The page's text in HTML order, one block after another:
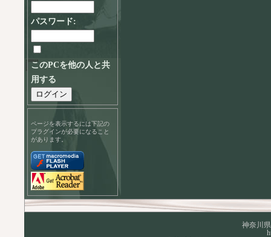
パスワード:
このPCを他の人と共
用する
ページを表示するには下記の
プラグインが必要になること
があります。
神奈川